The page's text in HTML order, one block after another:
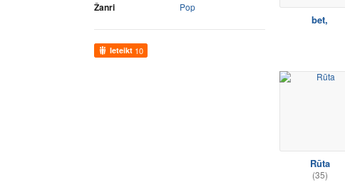
Žanri Pop
Ieteikt 10
bet,
Rūta
(35)